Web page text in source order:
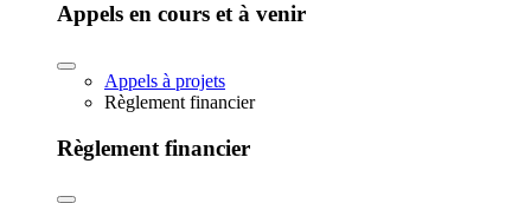
Appels en cours et à venir
Appels à projets
Règlement financier
Règlement financier